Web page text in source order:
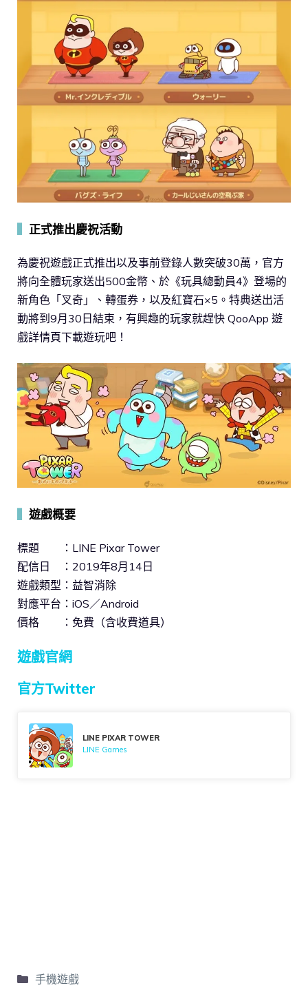
正式推出慶祝活動
為慶祝遊戲正式推出以及事前登錄人數突破30萬，官方
將向全體玩家送出500金幣、於《玩具總動員4》登場的
新角色「叉奇」、轉蛋券，以及紅寶石×5。特典送出活
動將到9月30日結束，有興趣的玩家就趕快 QooApp 遊
戲詳情頁下載遊玩吧！
遊戲概要
標題 ：LINE Pixar Tower
配信日 ：2019年8月14日
遊戲類型：益智消除
對應平台：iOS／Android
價格 ：免費（含收費道具）
遊戲官網
官方Twitter
LINE PIXAR TOWER
LINE Games
手機遊戲